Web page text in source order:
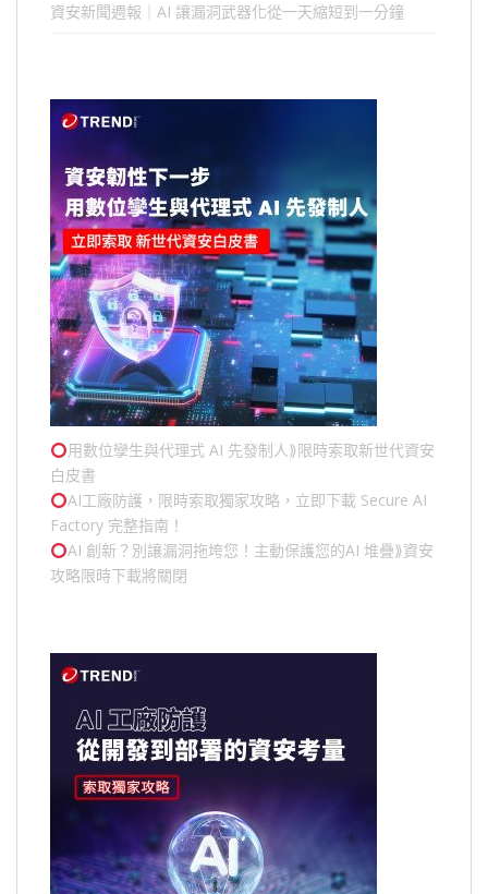
資安新聞週報｜AI 讓漏洞武器化從一天縮短到一分鐘
用數位孿生與代理式 AI 先發制人⟫限時索取新世代資安
白皮書
AI工廠防護，限時索取獨家攻略，立即下載 Secure AI
Factory 完整指南！
AI 創新？別讓漏洞拖垮您！主動保護您的AI 堆疊⟫資安
攻略限時下載將關閉